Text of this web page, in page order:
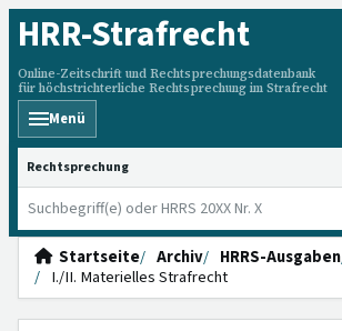
HRR-Strafrecht
Online-Zeitschrift und Rechtsprechungsdatenbank
für höchstrichterliche Rechtsprechung im Strafrecht
Menü
HRRS durchsuchen
Startseite Archiv HRRS-Ausgaben
I./II. Materielles Strafrecht